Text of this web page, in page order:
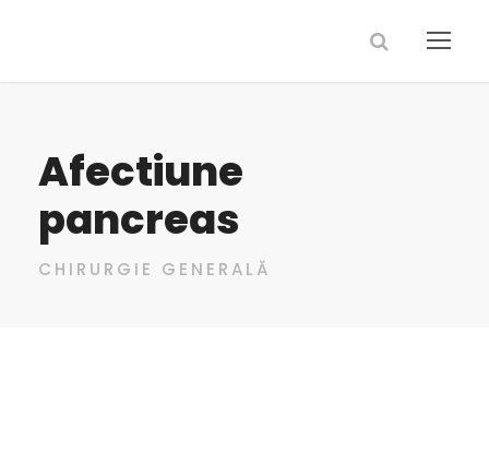
Afectiune
pancreas
CHIRURGIE GENERALĂ